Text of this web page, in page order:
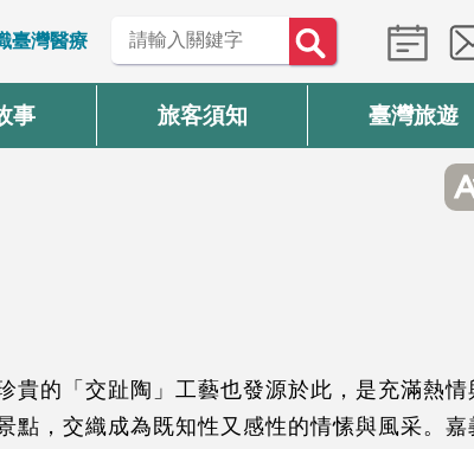
臺灣醫療
事 旅客須知 臺灣旅遊
貴的「交趾陶」工藝也發源於此，是充滿熱情
，交織成為既知性又感性的情愫與風采。嘉